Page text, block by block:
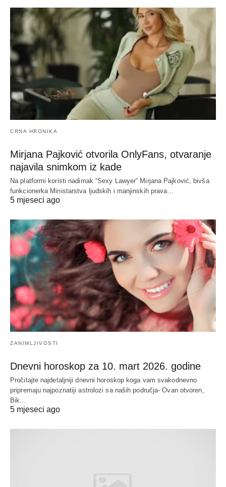
CRNA HRONIKA
Mirjana Pajković otvorila OnlyFans, otvaranje
najavila snimkom iz kade
Na platformi koristi nadimak “Sexy Lawyer” Mirjana Pajković, bivša
funkcionerka Ministarstva ljudskih i manjinskih prava…
5 mjeseci ago
ZANIMLJIVOSTI
Dnevni horoskop za 10. mart 2026. godine
Pročitajte najdetaljniji dnevni horoskop koga vam svakodnevno
pripremaju najpoznatiji astrolozi sa naših područja- Ovan otvoren,
Bik…
5 mjeseci ago